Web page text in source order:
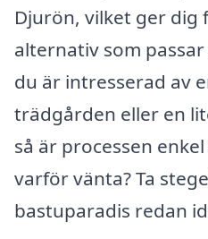
Djurön, vilket ger dig
alternativ som
du är intresserad av
trädgården eller en
så är processen
varför vänta? Ta
bastuparadis redan